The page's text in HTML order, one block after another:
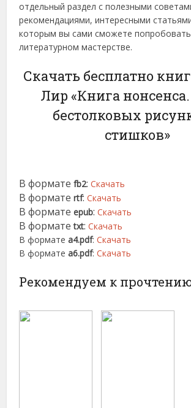
отдельный раздел с полезными
рекомендациями, интересными
которым вы сами сможете
литературном мастерстве.
Скачать бесплатно
Лир «Книга
бестолковых
стишков»
В форматеfb2:Скачать
В форматеrtf:Скачать
В форматеepub:Скачать
В форматеtxt:Скачать
В форматеa4.pdf:Скачать
В форматеa6.pdf:Скачать
Рекомендуем к